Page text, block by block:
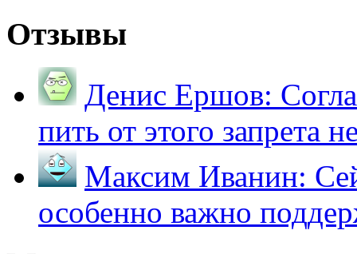
Отзывы
Денис Ершов:
пить от этого запрета
Максим Иванин:
особенно важно